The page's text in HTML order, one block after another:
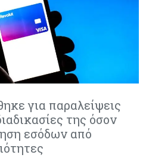
για παραλείψεις
της όσον
εσόδων από